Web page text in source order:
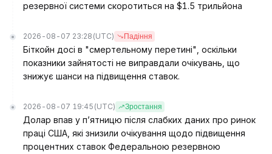
резервної системи скоротиться на $1.5 трильйона
2026-08-07 23:28 (UTC) Падіння
Біткойн досі в "смертельному перетині", оскільки
показники зайнятості не виправдали очікувань, що
знижує шанси на підвищення ставок.
2026-08-07 19:45 (UTC) Зростання
Долар впав у п’ятницю після слабких даних про ринок
праці США, які знизили очікування щодо підвищення
процентних ставок Федеральною резервною